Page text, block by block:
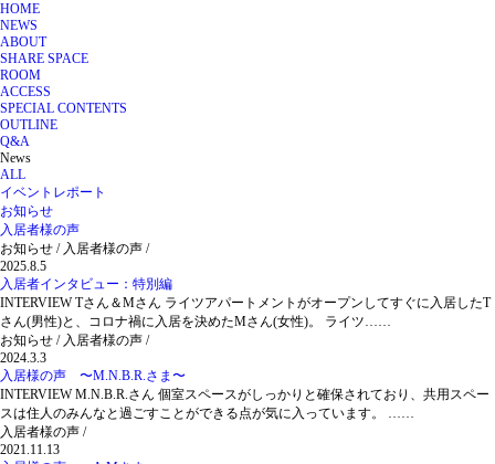
HOME
NEWS
ABOUT
SHARE SPACE
ROOM
ACCESS
SPECIAL CONTENTS
OUTLINE
Q&A
News
ALL
イベントレポート
お知らせ
入居者様の声
お知らせ / 入居者様の声 /
2025.8.5
入居者インタビュー：特別編
INTERVIEW Tさん＆Mさん ライツアパートメントがオープンしてすぐに入居したT
さん(男性)と、コロナ禍に入居を決めたMさん(女性)。 ライツ……
お知らせ / 入居者様の声 /
2024.3.3
入居様の声 〜M.N.B.R.さま〜
INTERVIEW M.N.B.R.さん 個室スペースがしっかりと確保されており、共用スペー
スは住人のみんなと過ごすことができる点が気に入っています。 ……
入居者様の声 /
2021.11.13